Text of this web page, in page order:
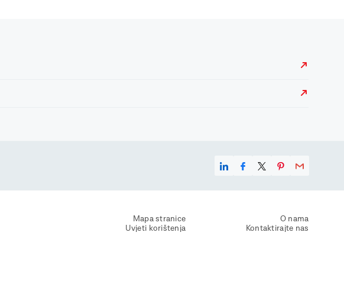
Mapa stranice
Uvjeti korištenja
O nama
Kontaktirajte nas